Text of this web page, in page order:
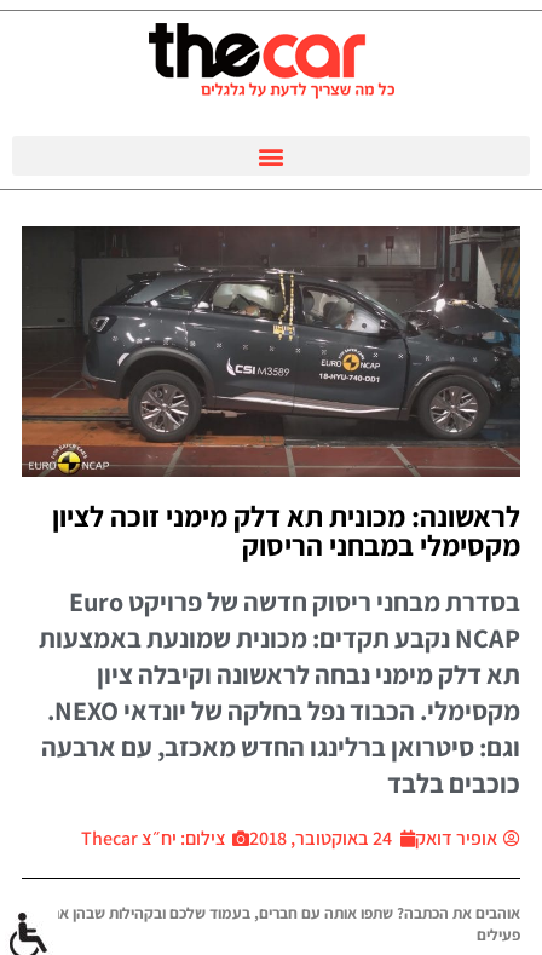
לראשונה: מכונית תא דלק מימני זוכה לציון
מקסימלי במבחני הריסוק
בסדרת מבחני ריסוק חדשה של פרויקט Euro
NCAP נקבע תקדים: מכונית שמונעת באמצעות
תא דלק מימני נבחה לראשונה וקיבלה ציון
מקסימלי. הכבוד נפל בחלקה של יונדאי NEXO.
וגם: סיטרואן ברלינגו החדש מאכזב, עם ארבעה
כוכבים בלבד
אופיר דואק 24 באוקטובר, 2018 צילום: יח״צ Thecar
אוהבים את הכתבה? שתפו אותה עם חברים, בעמוד שלכם ובקהילות שבהן אתם
פעילים